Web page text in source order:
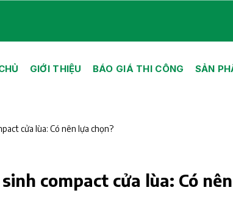
GIỚI THIỆU BÁO GIÁ THI CÔNG SẢN
cửa lùa: Có nên lựa chọn?
compact cửa lùa: Có